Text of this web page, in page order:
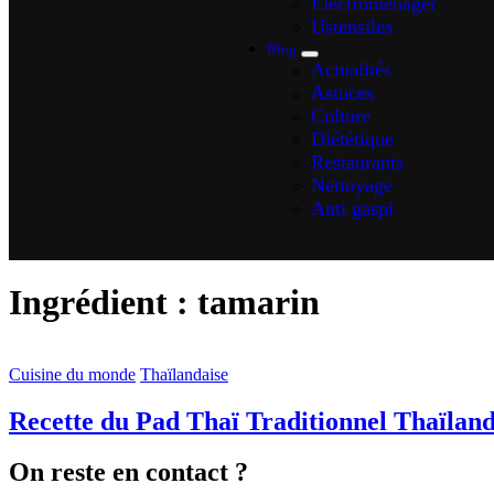
Ustensiles
Blog
Actualités
Astuces
Culture
Diététique
Restaurants
Nettoyage
Anti gaspi
Ingrédient : tamarin
Cuisine du monde Thaïlandaise
Recette du Pad Thaï Traditionnel
On reste en contact ?